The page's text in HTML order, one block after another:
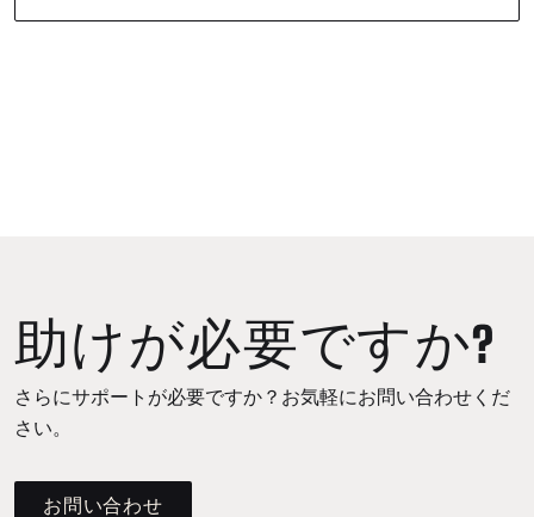
助けが必要ですか?
さらにサポートが必要ですか？お気軽にお問い合わせくだ
さい。
お問い合わせ